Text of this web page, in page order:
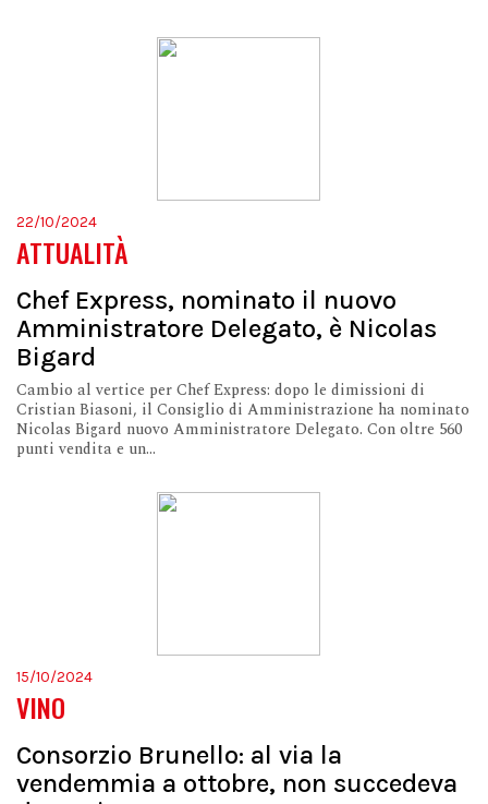
22/10/2024
ATTUALITÀ
Chef Express, nominato il nuovo
Amministratore Delegato, è Nicolas
Bigard
Cambio al vertice per Chef Express: dopo le dimissioni di
Cristian Biasoni, il Consiglio di Amministrazione ha nominato
Nicolas Bigard nuovo Amministratore Delegato. Con oltre 560
punti vendita e un...
15/10/2024
VINO
Consorzio Brunello: al via la
vendemmia a ottobre, non succedeva